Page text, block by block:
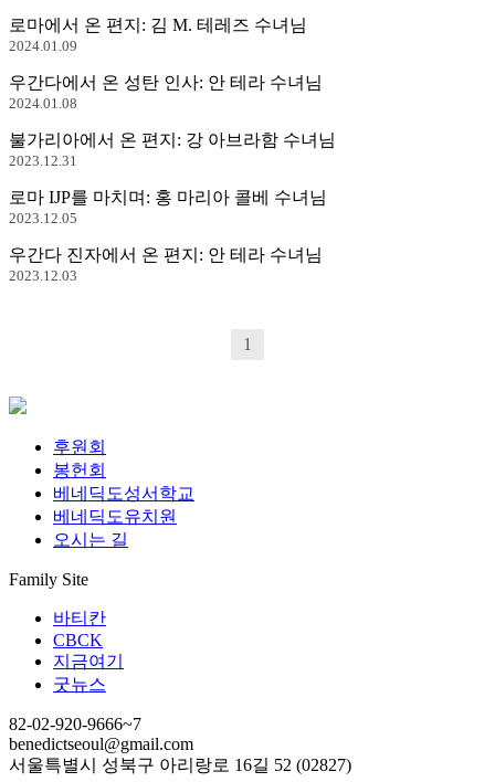
로마에서 온 편지: 김 M. 테레즈 수녀님
2024.01.09
우간다에서 온 성탄 인사: 안 테라 수녀님
2024.01.08
불가리아에서 온 편지: 강 아브라함 수녀님
2023.12.31
로마 IJP를 마치며: 홍 마리아 콜베 수녀님
2023.12.05
우간다 진자에서 온 편지: 안 테라 수녀님
2023.12.03
1
후원회
봉헌회
베네딕도성서학교
베네딕도유치원
오시는 길
Family Site
바티칸
CBCK
지금여기
굿뉴스
82-02-920-9666~7
benedictseoul@gmail.com
서울특별시 성북구 아리랑로 16길 52 (02827)